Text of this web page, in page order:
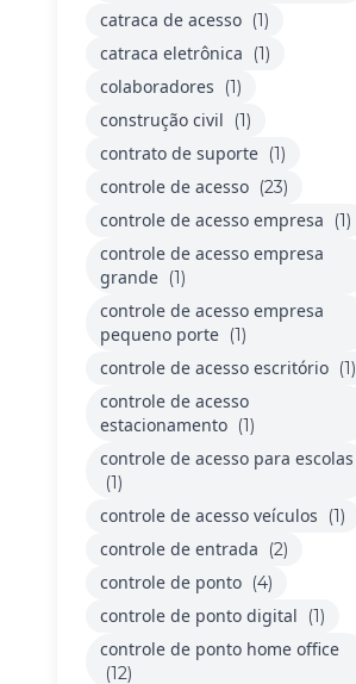
catraca de acesso (1)
catraca eletrônica (1)
colaboradores (1)
construção civil (1)
contrato de suporte (1)
controle de acesso (23)
controle de acesso empresa (1)
controle de acesso empresa
grande (1)
controle de acesso empresa
pequeno porte (1)
controle de acesso escritório (1)
controle de acesso
estacionamento (1)
controle de acesso para escolas
(1)
controle de acesso veículos (1)
controle de entrada (2)
controle de ponto (4)
controle de ponto digital (1)
controle de ponto home office
(12)